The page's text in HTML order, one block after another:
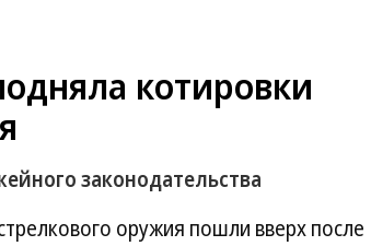
котировки
законодательства
оружия пошли вверх после